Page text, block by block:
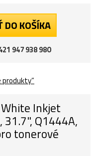
DO KOŠÍKA
947 938 980
produkty”
Inkjet
Q1444A,
tonerové